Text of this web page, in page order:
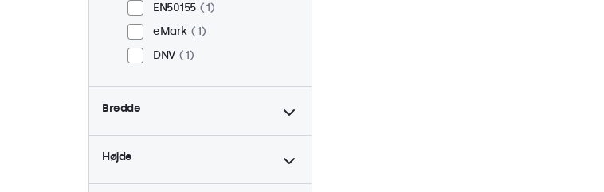
EN50155
1
eMark
1
DNV
1
Bredde
Højde